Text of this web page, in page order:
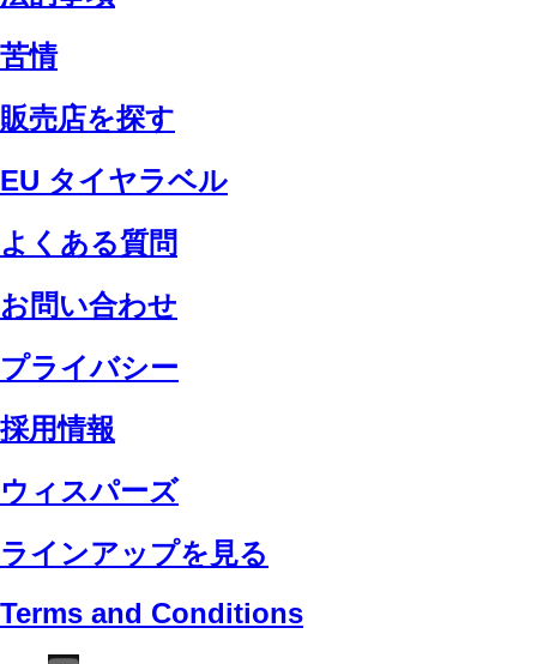
苦情
販売店を探す
EU タイヤラベル
よくある質問
お問い合わせ
プライバシー
採用情報
ウィスパーズ
ラインアップを見る
Terms and Conditions